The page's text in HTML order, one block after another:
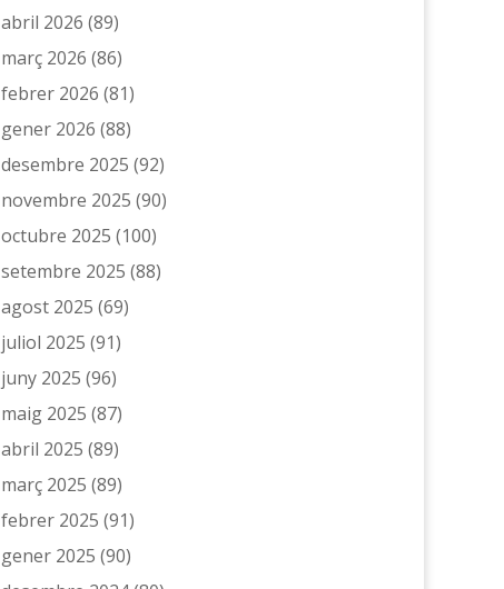
abril 2026 (89)
març 2026 (86)
febrer 2026 (81)
gener 2026 (88)
desembre 2025 (92)
novembre 2025 (90)
octubre 2025 (100)
setembre 2025 (88)
agost 2025 (69)
juliol 2025 (91)
juny 2025 (96)
maig 2025 (87)
abril 2025 (89)
març 2025 (89)
febrer 2025 (91)
gener 2025 (90)